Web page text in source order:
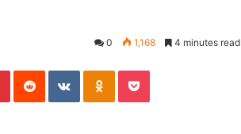
0 1,168 4 minutes read
PinterestReddit VKontakteOdnoklassniki
Pocket